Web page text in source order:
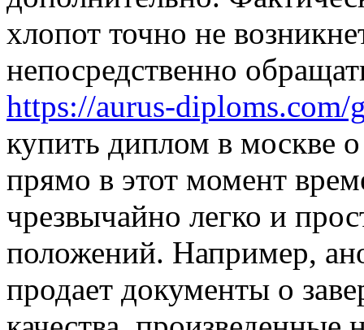
хлопот точно не
непосредственно
https://aurus-
купить диплом в москве
прямо в этот момент
чрезвычайно легко и
положений. Например,
продает документы о